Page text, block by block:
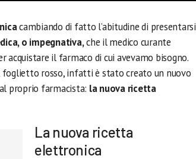
cambiando di fatto l’abitudine di presentarsi
o impegnativa,che il medico curante
il farmaco di cui avevamo bisogno.
rosso, infatti è stato creato un nuovo
proprio farmacista: la nuova ricetta
La nuova ricetta
elettronica